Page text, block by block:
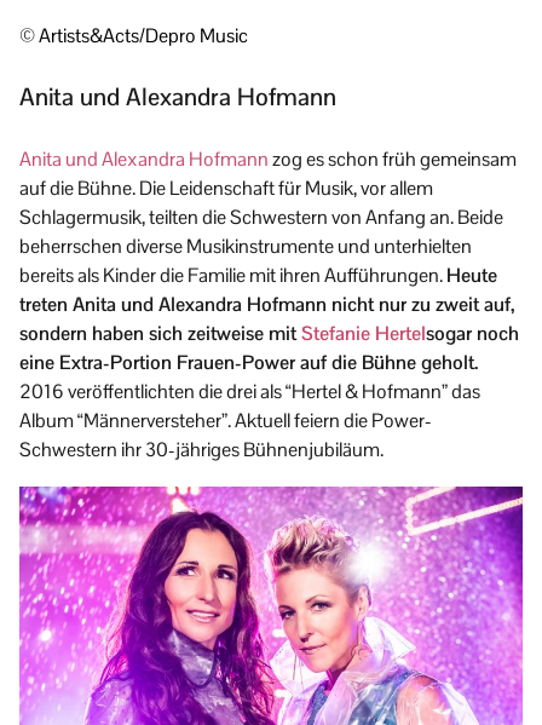
© Artists&Acts/Depro Music
Anita und Alexandra Hofmann
Anita und Alexandra Hofmannzog es schon früh gemeinsam
auf die Bühne. Die Leidenschaft für Musik, vor allem
Schlagermusik, teilten die Schwestern von Anfang an. Beide
beherrschen diverse Musikinstrumente und unterhielten
bereits als Kinder die Familie mit ihren Aufführungen.Heute
treten Anita und Alexandra Hofmann nicht nur zu zweit auf,
sondern haben sich zeitweise mitStefanie Hertelsogar noch
eine Extra-Portion Frauen-Power auf die Bühne geholt.
2016 veröffentlichten die drei als “Hertel & Hofmann” das
Album “Männerversteher”. Aktuell feiern die Power-
Schwestern ihr 30-jähriges Bühnenjubiläum.